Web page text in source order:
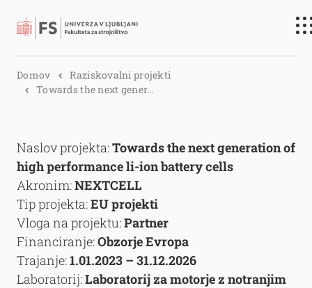
Išči
Domov
Raziskovalni projekti
Towards the next gener...
Naslov projekta:Towards the next generation of
high performance li-ion battery cells
Akronim:NEXTCELL
Tip projekta:EU projekti
Vloga na projektu:Partner
Financiranje:Obzorje Evropa
Trajanje:1.01.2023 – 31.12.2026
Laboratorij:Laboratorij za motorje z notranjim